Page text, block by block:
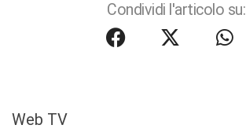
Condividi l'articolo su:
Web TV